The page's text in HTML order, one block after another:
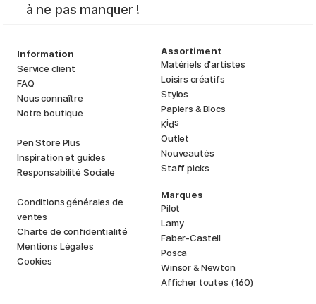
à ne pas manquer !
Information
Service client
FAQ
Nous connaître
Notre boutique
Pen Store Plus
Inspiration et guides
Responsabilité Sociale
Conditions générales de
ventes
Charte de confidentialité
Mentions Légales
Cookies
Assortiment
Matériels d'artistes
Loisirs créatifs
Stylos
Papiers & Blocs
Kids
Outlet
Nouveautés
Staff picks
Marques
Pilot
Lamy
Faber-Castell
Posca
Winsor & Newton
Afficher toutes (160)